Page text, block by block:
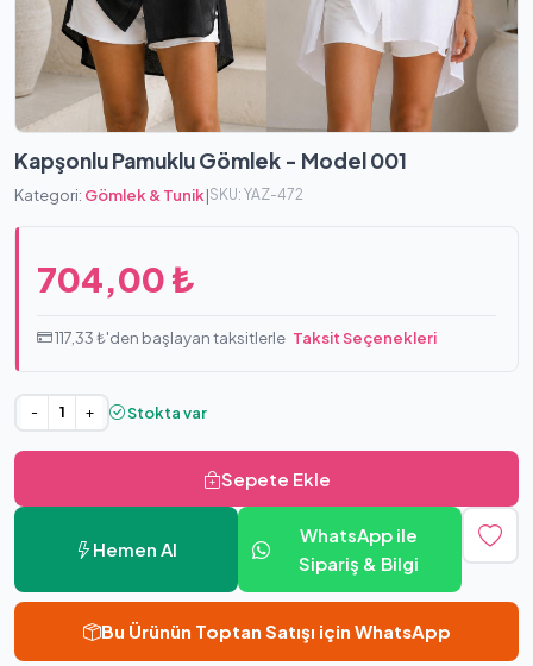
Kapşonlu Pamuklu Gömlek - Model 001
Kategori: Gömlek & Tunik|SKU: YAZ-472
704,00 ₺
117,33 ₺'den başlayan taksitlerle Taksit Seçenekleri
- + Stokta var
Sepete Ekle
Hemen Al
WhatsApp ile
Sipariş & Bilgi
Bu Ürünün Toptan Satışı için WhatsApp